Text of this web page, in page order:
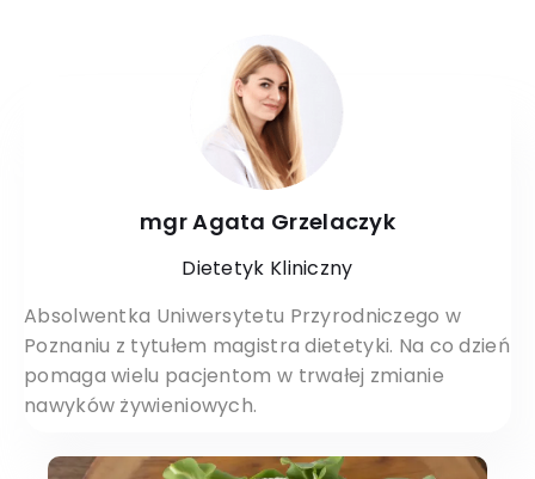
mgr Agata Grzelaczyk
Dietetyk Kliniczny
Absolwentka Uniwersytetu Przyrodniczego w
Poznaniu z tytułem magistra dietetyki. Na co dzień
pomaga wielu pacjentom w trwałej zmianie
nawyków żywieniowych.